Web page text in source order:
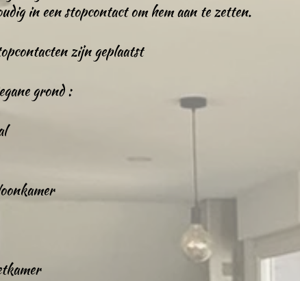
in een stopcontact om hem aan te zetten.
zijn geplaatst
grond :